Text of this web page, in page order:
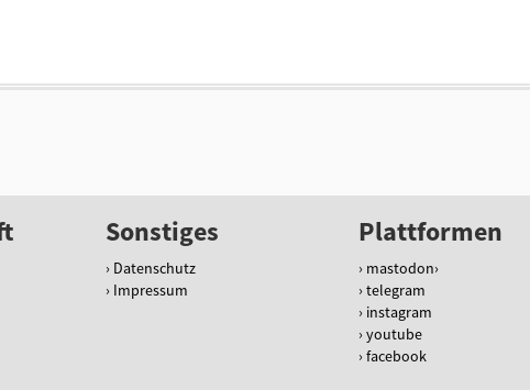
Sonstiges
Datenschutz
Impressum
Plattformen
mastodon
telegram
instagram
youtube
facebook